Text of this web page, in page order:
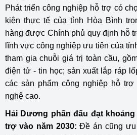
Phát triển công nghiệp hỗ trợ có
kiện thực tế của tỉnh Hòa Bình
hàng được Chính phủ quy định hỗ
lĩnh vực công nghiệp ưu tiên của
tham gia chuỗi giá trị toàn cầu,
điện tử - tin học; sản xuất lắp ráp
các sản phẩm công nghiệp hỗ trợ
nghệ cao.
Hải Dương phấn đấu đạt
trợ vào năm 2030:Đề án cũng ưu